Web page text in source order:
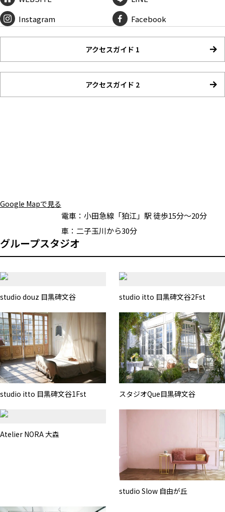
Instagram
Facebook
アクセスガイド 1
アクセスガイド 2
Google Mapで見る
電車： 小田急線「狛江」駅 徒歩15分〜20分
車： 二子玉川から30分
グループスタジオ
studio douz 目黒碑文谷 studio itto 目黒碑文谷2Fst
studio itto 目黒碑文谷1Fst スタジオQue目黒碑文谷
Atelier NORA 大森
studio Slow 自由が丘